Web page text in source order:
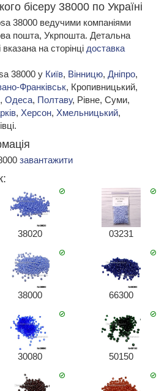
бісеру 38000 по Україні
38000 ведучими компаніями
пошта, Укрпошта. Детальна
на сторінці доставка
38000 у Київ, Вінницю, Дніпро,
Франківськ, Кропивницький,
Одеса, Полтаву, Рівне, Суми,
, Херсон, Хмельницький,
завантажити
38020 03231
38000 66300
30080 50150